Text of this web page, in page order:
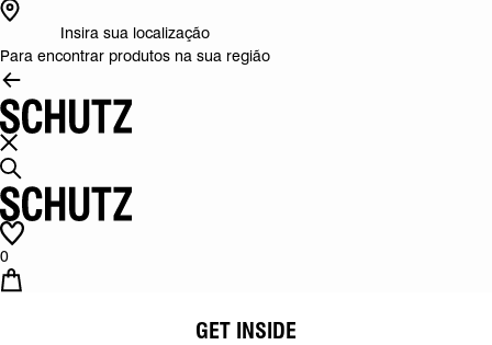
Insira sua localização
Para encontrar produtos na sua região
0
GET INSIDE